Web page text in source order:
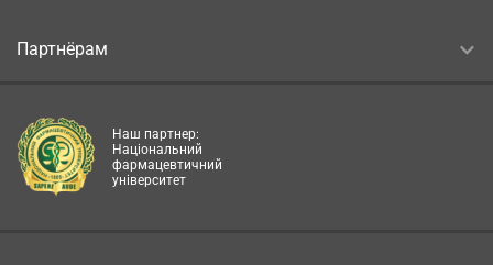
Партнёрам
Наш партнер:
Національний
фармацевтичний
університет